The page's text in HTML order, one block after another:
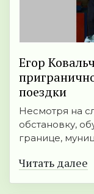
Егор
поездки
Несмотря на
обстановку,
границе,
Читать далее